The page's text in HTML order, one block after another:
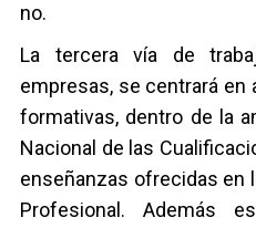
no.
La tercera vía de
empresas, se centrará
formativas, dentro de la
Nacional de las
enseñanzas ofrecidas en
Profesional. Además